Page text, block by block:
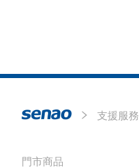
支援服務
門市商品